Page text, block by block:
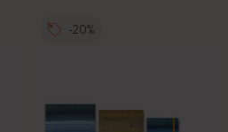
-20%